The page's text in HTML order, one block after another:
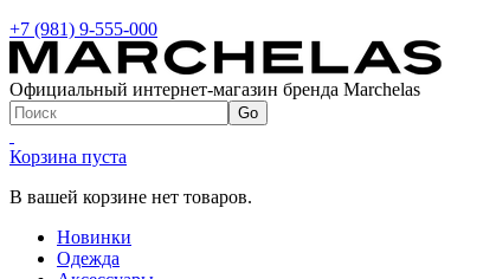
+7 (981) 9-555-000
Официальный интернет-магазин бренда Marchelas
Корзина пуста
В вашей корзине нет товаров.
Новинки
Одежда